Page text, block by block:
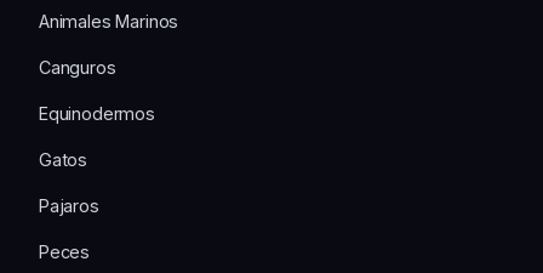
Animales Marinos
Canguros
Equinodermos
Gatos
Pajaros
Peces